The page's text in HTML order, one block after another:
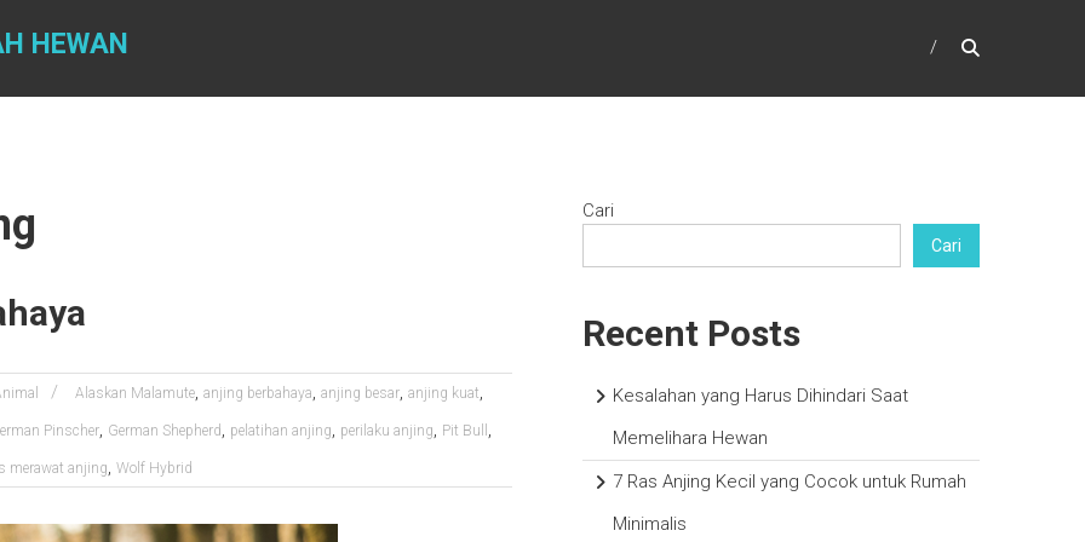
HEWAN
Alaskan Malamute, anjing berbahaya, anjing besar, anjing kuat,
Pinscher, German Shepherd , pelatihan anjing, perilaku anjing, Pit Bull ,
merawat anjing, Wolf Hybrid
Cari
Cari
Recent Posts
Kesalahan yang Harus Dihindari Saat
Memelihara Hewan
7 Ras Anjing Kecil yang Cocok untuk Rumah
Minimalis